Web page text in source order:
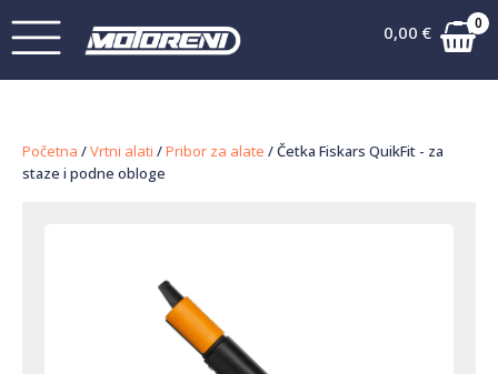
0,00 € 0
Početna /Vrtni alati /Pribor za alate / Četka Fiskars QuikFit - za
staze i podne obloge